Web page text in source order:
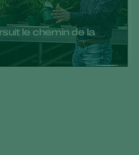
le chemin de la